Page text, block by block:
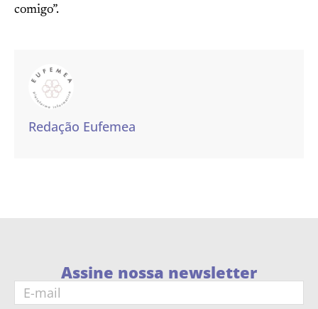
comigo”.
Redação Eufemea
Assine nossa newsletter